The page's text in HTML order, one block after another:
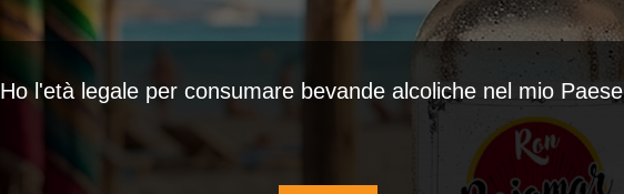
Ho l'età legale per consumare bevande alcoliche nel mio Paese